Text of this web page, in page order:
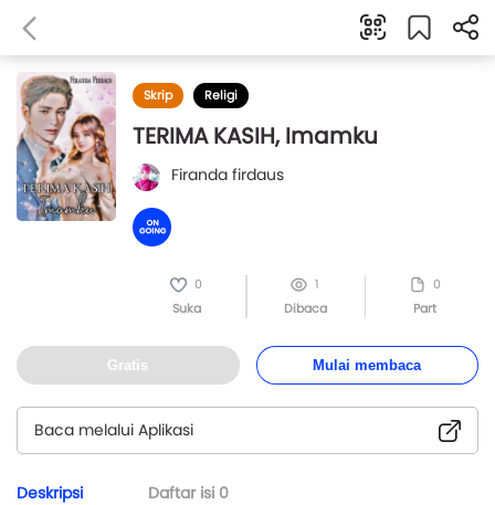
Skrip Religi
TERIMA KASIH, Imamku
Firanda firdaus
0
Suka
1
Dibaca
0
Part
Gratis Mulai membaca
Baca melalui Aplikasi
Deskripsi Daftar isi 0